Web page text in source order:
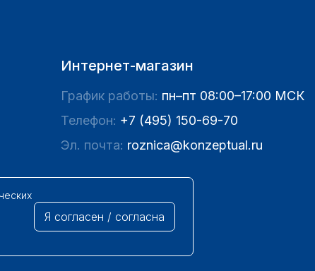
Интернет-магазин
График работы: пн–пт 08:00–17:00 МСК
Телефон: +7 (495) 150-69-70
Эл. почта: roznica@konzeptual.ru
Я согласен / согласна